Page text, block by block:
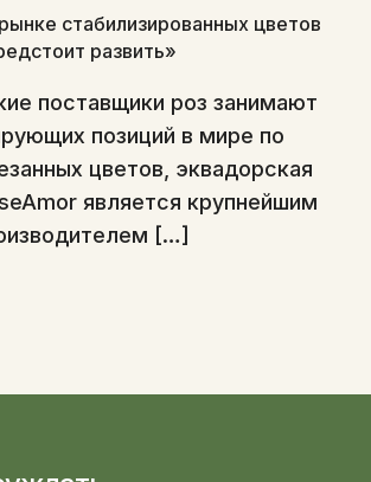
стабилизированных цветов
развить»
поставщики роз занимают
позиций в мире по
цветов, эквадорская
является крупнейшим
[…]